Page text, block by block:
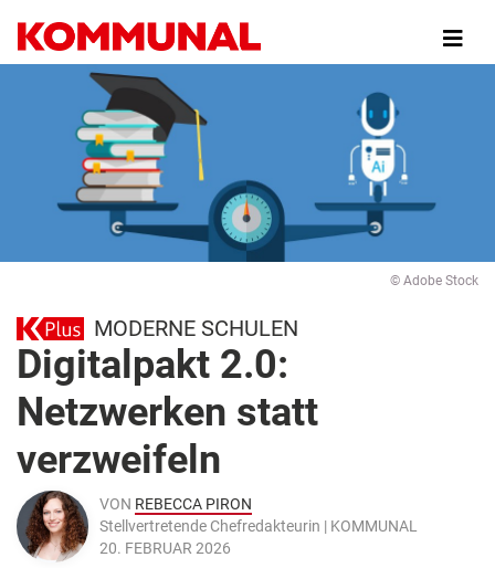
zum
Inhalt
© Adobe Stock
MODERNE SCHULEN
Digitalpakt 2.0:
Netzwerken statt
verzweifeln
VON REBECCA PIRON
Stellvertretende Chefredakteurin | KOMMUNAL
20. FEBRUAR 2026